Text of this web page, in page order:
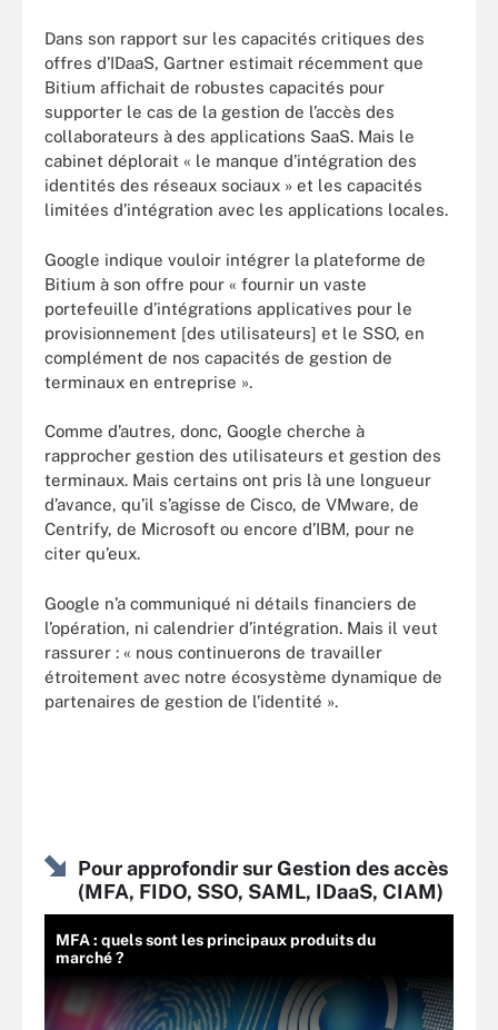
Dans son rapport sur les capacités critiques des
offres d’IDaaS, Gartner estimait récemment que
Bitium affichait de robustes capacités pour
supporter le cas de la gestion de l’accès des
collaborateurs à des applications SaaS. Mais le
cabinet déplorait « le manque d’intégration des
identités des réseaux sociaux » et les capacités
limitées d’intégration avec les applications locales.
Google indique vouloir intégrer la plateforme de
Bitium à son offre pour « fournir un vaste
portefeuille d’intégrations applicatives pour le
provisionnement [des utilisateurs] et le SSO, en
complément de nos capacités de gestion de
terminaux en entreprise ».
Comme d’autres, donc, Google cherche à
rapprocher gestion des utilisateurs et gestion des
terminaux. Mais certains ont pris là une longueur
d’avance, qu’il s’agisse de Cisco, de VMware, de
Centrify, de Microsoft ou encore d’IBM, pour ne
citer qu’eux.
Google n’a communiqué ni détails financiers de
l’opération, ni calendrier d’intégration. Mais il veut
rassurer : « nous continuerons de travailler
étroitement avec notre écosystème dynamique de
partenaires de gestion de l’identité ».
Pour approfondir sur Gestion des accès
(MFA, FIDO, SSO, SAML, IDaaS, CIAM)
MFA : quels sont les principaux produits du
marché ?